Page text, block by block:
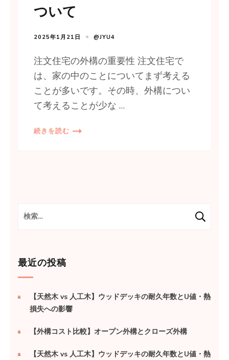
ついて
2025年1月21日 @JYU4
注文住宅の外構の重要性 注文住宅で
は、家の中のことについてまず考える
ことが多いです。その時、外構につい
て考えることが少な …
続きを読む
検
最近の投稿
【天然木 vs 人工木】ウッドデッキの耐久年数とU値・熱
損失への影響
【外構コスト比較】オープン外構とクローズ外構
【天然木 vs 人工木】ウッドデッキの耐久年数とU値・熱